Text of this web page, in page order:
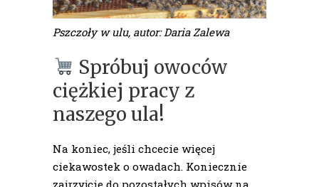
Pszczoły w ulu, autor: Daria Zalewa
Spróbuj owoców
ciężkiej pracy z
naszego ula!
Na koniec, jeśli chcecie więcej
ciekawostek o owadach. Koniecznie
zajrzyjcie do pozostałych wpisów na